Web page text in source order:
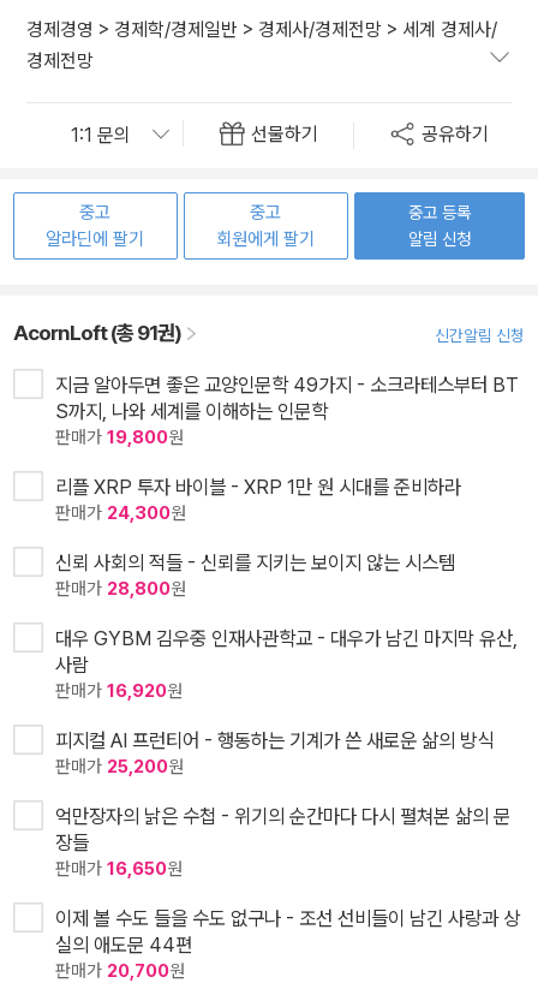
경제경영 > 경제학/경제일반 > 경제사/경제전망 > 세계 경제사/
경제전망
선물하기 공유하기
중고
알라딘에 팔기
중고
회원에게 팔기
중고 등록
알림 신청
AcornLoft (총 91권) 신간알림 신청
지금 알아두면 좋은 교양인문학 49가지 - 소크라테스부터 BT
S까지, 나와 세계를 이해하는 인문학
판매가 19,800원
리플 XRP 투자 바이블 - XRP 1만 원 시대를 준비하라
판매가 24,300원
신뢰 사회의 적들 - 신뢰를 지키는 보이지 않는 시스템
판매가 28,800원
대우 GYBM 김우중 인재사관학교 - 대우가 남긴 마지막 유산,
사람
판매가 16,920원
피지컬 AI 프런티어 - 행동하는 기계가 쓴 새로운 삶의 방식
판매가 25,200원
억만장자의 낡은 수첩 - 위기의 순간마다 다시 펼쳐본 삶의 문
장들
판매가 16,650원
이제 볼 수도 들을 수도 없구나 - 조선 선비들이 남긴 사랑과 상
실의 애도문 44편
판매가 20,700원